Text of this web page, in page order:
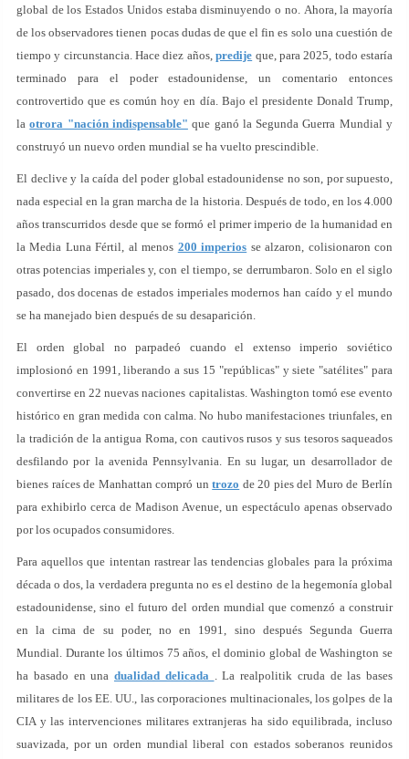
global de los Estados Unidos estaba disminuyendo o no. Ahora, la mayoría
de los observadores tienen pocas dudas de que el fin es solo una cuestión de
tiempo y circunstancia. Hace diez años,predije que, para 2025, todo estaría
terminado para el poder estadounidense, un comentario entonces
controvertido que es común hoy en día. Bajo el presidente Donald Trump,
laotrora "nación indispensable" que ganó la Segunda Guerra Mundial y
construyó un nuevo orden mundial se ha vuelto prescindible.
El declive y la caída del poder global estadounidense no son, por supuesto,
nada especial en la gran marcha de la historia. Después de todo, en los 4.000
años transcurridos desde que se formó el primer imperio de la humanidad en
la Media Luna Fértil, al menos 200 imperios se alzaron, colisionaron con
otras potencias imperiales y, con el tiempo, se derrumbaron. Solo en el siglo
pasado, dos docenas de estados imperiales modernos han caído y el mundo
se ha manejado bien después de su desaparición.
El orden global no parpadeó cuando el extenso imperio soviético
implosionó en 1991, liberando a sus 15 "repúblicas" y siete "satélites" para
convertirse en 22 nuevas naciones capitalistas. Washington tomó ese evento
histórico en gran medida con calma. No hubo manifestaciones triunfales, en
la tradición de la antigua Roma, con cautivos rusos y sus tesoros saqueados
desfilando por la avenida Pennsylvania. En su lugar, un desarrollador de
bienes raíces de Manhattan compró untrozo de 20 pies del Muro de Berlín
para exhibirlo cerca de Madison Avenue, un espectáculo apenas observado
por los ocupados consumidores.
Para aquellos que intentan rastrear las tendencias globales para la próxima
década o dos, la verdadera pregunta no es el destino de la hegemonía global
estadounidense, sino el futuro del orden mundial que comenzó a construir
en la cima de su poder, no en 1991, sino después Segunda Guerra
Mundial. Durante los últimos 75 años, el dominio global de Washington se
ha basado en una dualidad delicada . La realpolitik cruda de las bases
militares de los EE. UU., las corporaciones multinacionales, los golpes de la
CIA y las intervenciones militares extranjeras ha sido equilibrada, incluso
suavizada, por un orden mundial liberal con estados soberanos reunidos